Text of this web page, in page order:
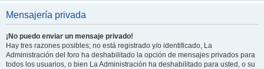
Mensajería privada
¡No puedo enviar un mensaje privado!
Hay tres razones posibles; no está registrado y/o identificado, La
Administración del foro ha deshabilitado la opción de mensajes privados para
todos los usuarios, o bien La Administración ha deshabilitado para usted, o su